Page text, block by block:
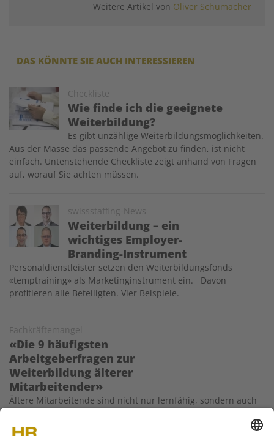
Weitere Artikel von Oliver Schumacher
DAS KÖNNTE SIE AUCH INTERESSIEREN
Checkliste
Wie finde ich die geeignete
Weiterbildung?
Image
Es gibt unzählige Weiterbildungsmöglichkeiten.
Aus der Masse das passende Angebot zu finden, ist nicht
einfach. Untenstehende Checkliste zeigt anhand von Fragen
auf, worauf Sie achten müssen.
swissstaffing-News
Weiterbildung – ein
wichtiges Employer-
Branding-Instrument
Image
Personaldienstleister setzen den Weiterbildungsfonds
«temptraining» als Marketinginstrument ein. Davon
profitieren alle Beteiligten. Vier Beispiele.
Fachkräftemangel
«Die 9 häufigsten
Arbeitgeberfragen zur
Weiterbildung älterer
Mitarbeitender»
Ältere Mitarbeitende sind nicht nur lernfähig, sondern auch
geschickte Art zunutze machen, haben gute Chancen, dem